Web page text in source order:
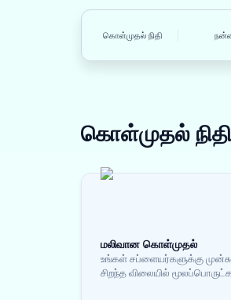
கொள்முதல் நிதி
கொள்முதல் நிதி
மலிவான கொள்முதல்
உங்கள் சப்ளையர்களுக்கு
சிறந்த விலையில்